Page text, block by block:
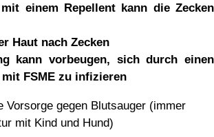
einem Repellent kann die Zecken
Haut nach Zecken
kann vorbeugen, sich durch einen
FSME zu infizieren